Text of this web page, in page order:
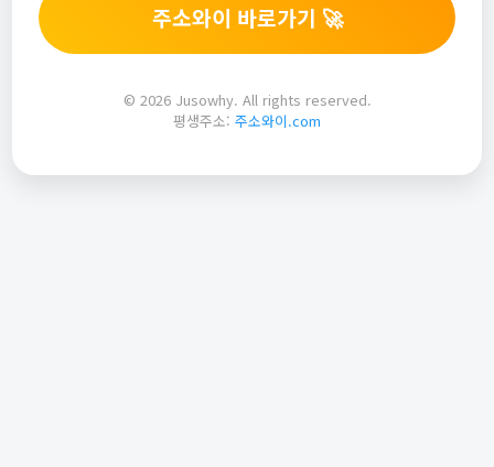
주소와이 바로가기 🚀
© 2026 Jusowhy. All rights reserved.
평생주소: 주소와이.com